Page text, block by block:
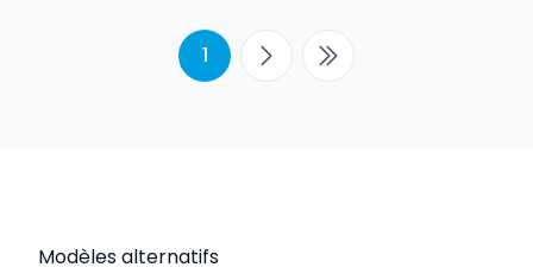
1
Modèles alternatifs